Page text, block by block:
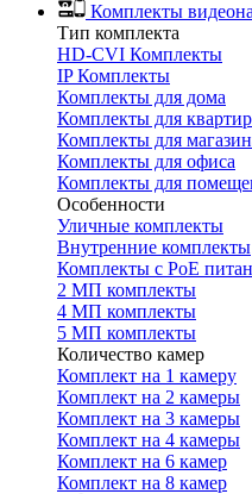
Комплекты
Тип комплекта
HD-CVI Комплекты
IP Комплекты
Комплекты для дома
Комплекты для
Комплекты для
Комплекты для офиса
Комплекты для
Особенности
Уличные комплекты
Внутренние комплекты
Комплекты с PoE
2 МП комплекты
4 МП комплекты
5 МП комплекты
Количество камер
Комплект на 1 камеру
Комплект на 2 камеры
Комплект на 3 камеры
Комплект на 4 камеры
Комплект на 6 камер
Комплект на 8 камер